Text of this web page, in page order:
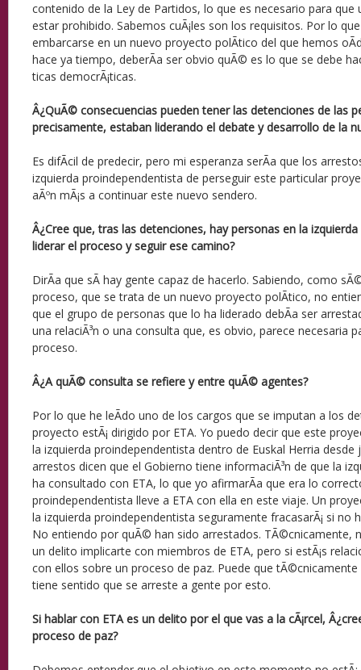
contenido de la Ley de Partidos, lo que es necesario para
estar prohibido. Sabemos cuÃ¡les son los requisitos. Por lo
embarcarse en un nuevo proyecto polÃ­tico del que hemos
hace ya tiempo, deberÃ­a ser obvio quÃ© es lo que se debe
ticas democrÃ¡ticas.
Â¿QuÃ© consecuencias pueden tener las detenciones de las
precisamente, estaban liderando el debate y desarrollo de la
Es difÃ­cil de predecir, pero mi esperanza serÃ­a que los
izquierda proindependentista de perseguir este particular
aÃºn mÃ¡s a continuar este nuevo sendero.
Â¿Cree que, tras las detenciones, hay personas en la
liderar el proceso y seguir ese camino?
DirÃ­a que sÃ­ hay gente capaz de hacerlo. Sabiendo, como
proceso, que se trata de un nuevo proyecto polÃ­tico, no
que el grupo de personas que lo ha liderado debÃ­a ser
una relaciÃ³n o una consulta que, es obvio, parece necesaria
proceso.
Â¿A quÃ© consulta se refiere y entre quÃ© agentes?
Por lo que he leÃ­do uno de los cargos que se imputan a los
proyecto estÃ¡ dirigido por ETA. Yo puedo decir que este
la izquierda proindependentista dentro de Euskal Herria
arrestos dicen que el Gobierno tiene informaciÃ³n de que la
ha consultado con ETA, lo que yo afirmarÃ­a que era lo
proindependentista lleve a ETA con ella en este viaje. Un
la izquierda proindependentista seguramente fracasarÃ¡ si no
No entiendo por quÃ© han sido arrestados. TÃ©cnicamente,
un delito implicarte con miembros de ETA, pero si estÃ¡s
con ellos sobre un proceso de paz. Puede que
tiene sentido que se arreste a gente por esto.
Si hablar con ETA es un delito por el que vas a la cÃ¡rcel,
proceso de paz?